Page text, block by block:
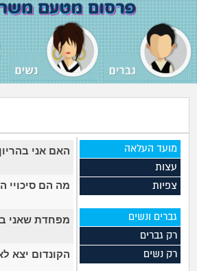
מועד העלאה
עצות
צפיות
גברים ונשים
רק גברים
רק נשים
האם אני
מה הם סיכויי
מפחדת שאני
הקונדום יצא